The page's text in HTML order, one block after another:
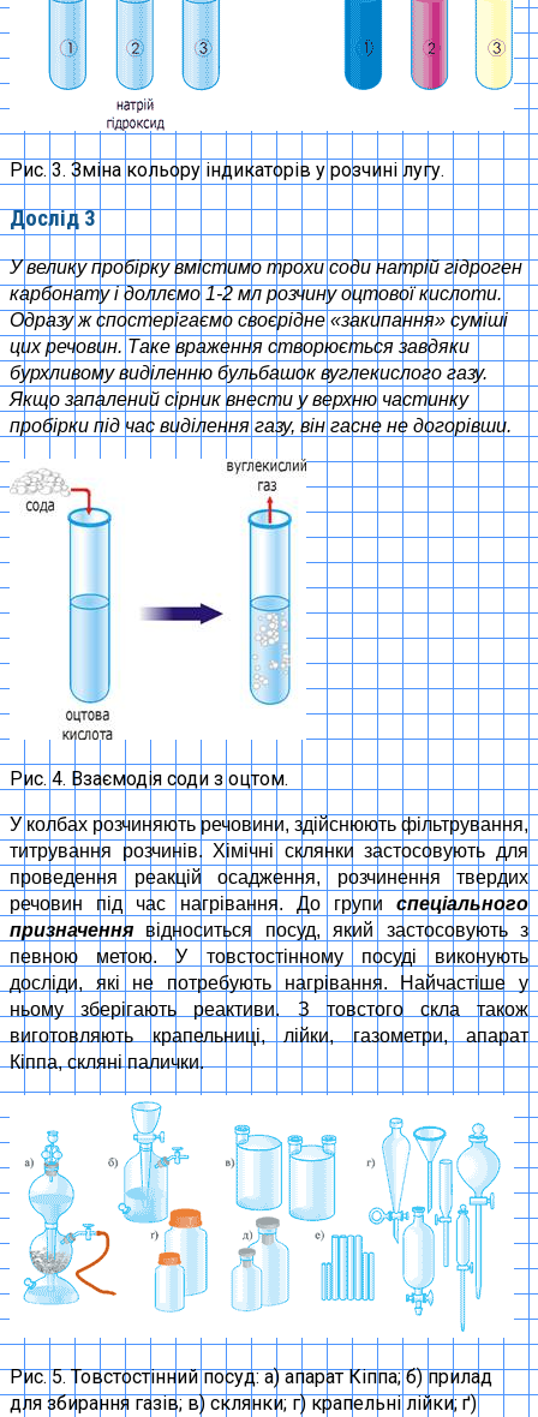
Рис. 3. Зміна кольору індикаторів у розчині лугу.
Дослід 3
У велику пробірку вмістимо трохи соди натрій гідроген
карбонату і доллємо 1-2 мл розчину оцтової кислоти.
Одразу ж спостерігаємо своєрідне «закипання» суміші
цих речовин. Таке враження створюється завдяки
бурхливому виділенню бульбашок вуглекислого газу.
Якщо запалений сірник внести у верхню частинку
пробірки під час виділення газу, він гасне не догорівши.
Рис. 4. Взаємодія соди з оцтом.
У колбах розчиняють речовини, здійснюють фільтрування,
титрування розчинів. Хімічні склянки застосовують для
проведення реакцій осадження, розчинення твердих
речовин під час нагрівання. До групи спеціального
призначення відноситься посуд, який застосовують з
певною метою. У товстостінному посуді виконують
досліди, які не потребують нагрівання. Найчастіше у
ньому зберігають реактиви. З товстого скла також
виготовляють крапельниці, лійки, газометри, апарат
Кіппа, скляні палички.
Рис. 5. Товстостінний посуд: а) апарат Кіппа; б) прилад
для збирання газів; в) склянки; г) крапельні лійки; ґ)